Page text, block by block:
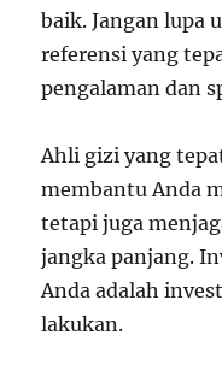
baik. Jangan lupa
referensi yang
pengalaman dan
Ahli gizi yang
membantu Anda
tetapi juga
jangka panjang.
Anda adalah
lakukan.